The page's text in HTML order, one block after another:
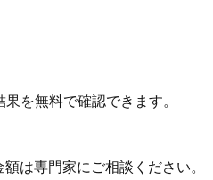
を無料で確認できます。
は専門家にご相談ください。